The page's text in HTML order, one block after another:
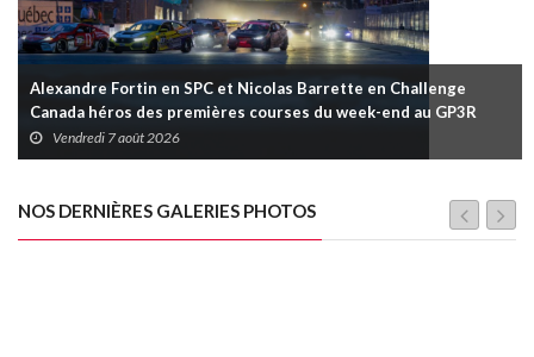
Alexandre Fortin en SPC et Nicolas Barrette en Challenge
Canada héros des premières courses du week-end au GP3R
Vendredi 7 août 2026
NOS DERNIÈRES GALERIES PHOTOS